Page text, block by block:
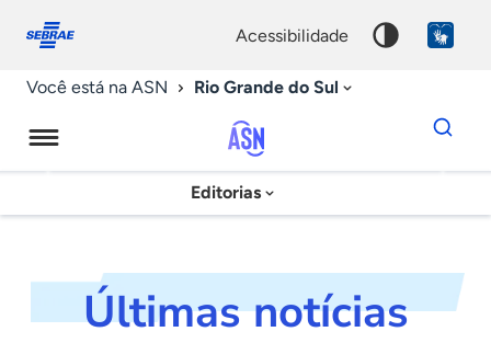
conosco
acessibilidade
Você está na ASN Rio Grande do Sul
Agência
Sebrae
Notícias
Editorias
Dados
para
chave
Últimas notícias